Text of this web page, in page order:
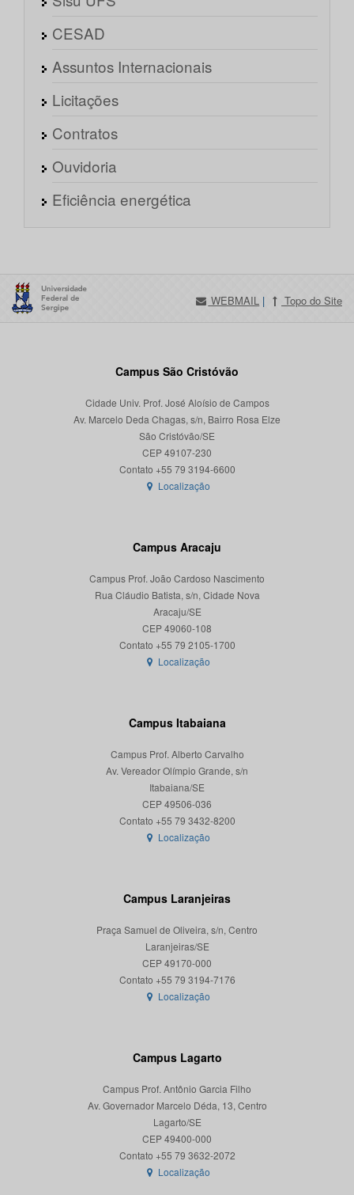
CESAD
Assuntos Internacionais
Licitações
Contratos
Ouvidoria
Eficiência energética
WEBMAIL | Topo do Site
Campus São Cristóvão
Cidade Univ. Prof. José Aloísio de Campos
Av. Marcelo Deda Chagas, s/n, Bairro Rosa Elze
São Cristóvão/SE
CEP 49107-230
Localização
Campus Aracaju
Campus Prof. João Cardoso Nascimento
Rua Cláudio Batista, s/n, Cidade Nova
Aracaju/SE
CEP 49060-108
Localização
Campus Itabaiana
Campus Prof. Alberto Carvalho
Av. Vereador Olímpio Grande, s/n
Itabaiana/SE
CEP 49506-036
Localização
Campus Laranjeiras
Praça Samuel de Oliveira, s/n, Centro
Laranjeiras/SE
CEP 49170-000
Localização
Campus Lagarto
Campus Prof. Antônio Garcia Filho
Av. Governador Marcelo Déda, 13, Centro
Lagarto/SE
CEP 49400-000
Localização